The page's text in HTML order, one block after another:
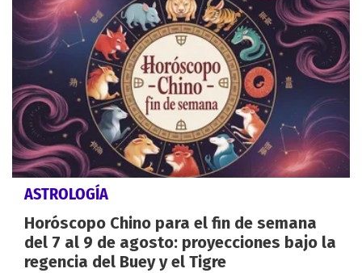
ASTROLOGÍA
Horóscopo Chino para el fin de semana
del 7 al 9 de agosto: proyecciones bajo la
regencia del Buey y el Tigre